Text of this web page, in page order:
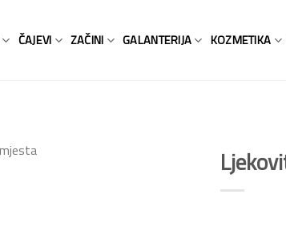
ČAJEVI ZAČINI GALANTERIJA KOZMETIKA